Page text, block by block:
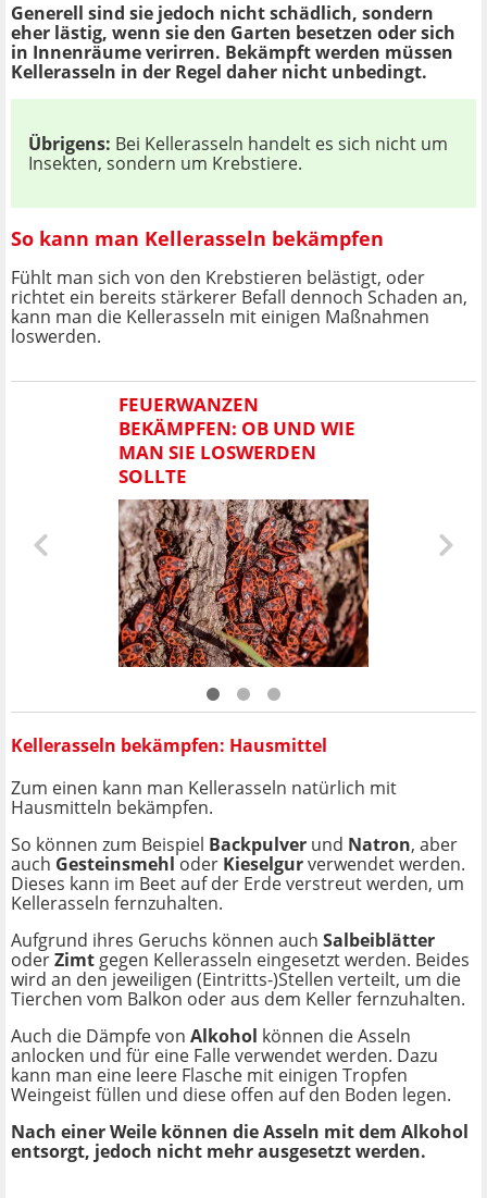
Generell sind sie jedoch nicht schädlich, sondern
eher lästig, wenn sie den Garten besetzen oder sich
in Innenräume verirren. Bekämpft werden müssen
Kellerasseln in der Regel daher nicht unbedingt.
Übrigens: Bei Kellerasseln handelt es sich nicht um
Insekten, sondern um Krebstiere.
So kann man Kellerasseln bekämpfen
Fühlt man sich von den Krebstieren belästigt, oder
richtet ein bereits stärkerer Befall dennoch Schaden an,
kann man die Kellerasseln mit einigen Maßnahmen
loswerden.
FEUERWANZEN
BEKÄMPFEN: OB UND WIE
MAN SIE LOSWERDEN
SOLLTE
Kellerasseln bekämpfen: Hausmittel
Zum einen kann man Kellerasseln natürlich mit
Hausmitteln bekämpfen.
So können zum Beispiel Backpulver und Natron, aber
auch Gesteinsmehl oder Kieselgurverwendet werden.
Dieses kann im Beet auf der Erde verstreut werden, um
Kellerasseln fernzuhalten.
Aufgrund ihres Geruchs können auch Salbeiblätter
oderZimt gegen Kellerasseln eingesetzt werden. Beides
wird an den jeweiligen (Eintritts-)Stellen verteilt, um die
Tierchen vom Balkon oder aus dem Keller fernzuhalten.
Auch die Dämpfe von Alkohol können die Asseln
anlocken und für eine Falle verwendet werden. Dazu
kann man eine leere Flasche mit einigen Tropfen
Weingeist füllen und diese offen auf den Boden legen.
Nach einer Weile können die Asseln mit dem Alkohol
entsorgt, jedoch nicht mehr ausgesetzt werden.